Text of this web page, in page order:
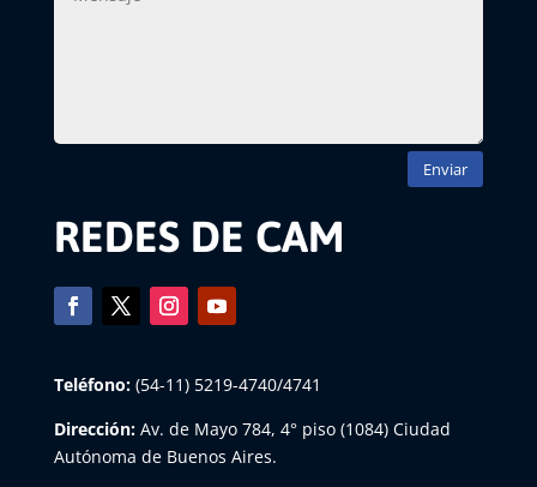
Enviar
REDES DE CAM
Teléfono: (54-11) 5219-4740/4741
Dirección:Av. de Mayo 784, 4° piso (1084) Ciudad
Autónoma de Buenos Aires.